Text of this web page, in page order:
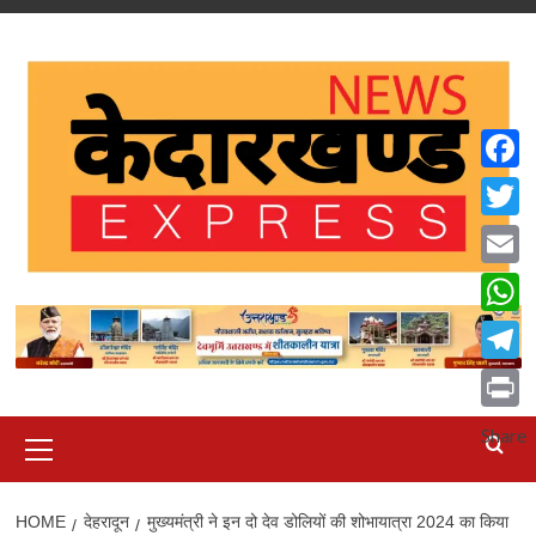
Skip
Menu
HOME देहरादून मुख्यमंत्री ने इन दो देव डोलियों की शोभायात्रा 2024 का किया
Email
Print
Share